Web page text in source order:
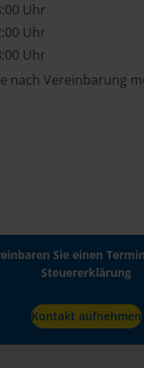
Uhr
Uhr
Uhr
nach Vereinbarung
Sie einen
Steuererklärung
Kontakt aufnehmen